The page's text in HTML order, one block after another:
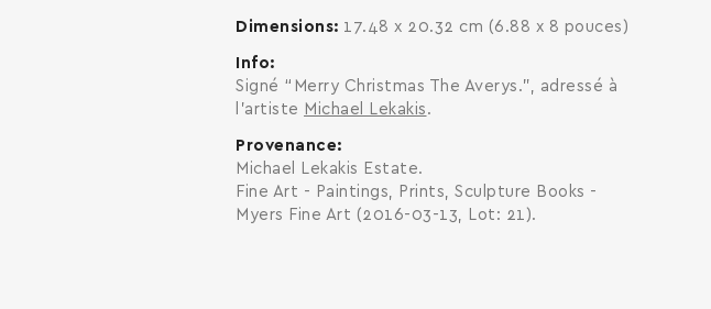
Dimensions 17.48 x 20.32 cm (6.88 x 8 pouces)
Info
Signé “Merry Christmas The Averys.”, adressé à
l'artiste Michael Lekakis .
Provenance
Michael Lekakis Estate.
Fine Art - Paintings, Prints, Sculpture Books -
Myers Fine Art (2016-03-13, Lot: 21).